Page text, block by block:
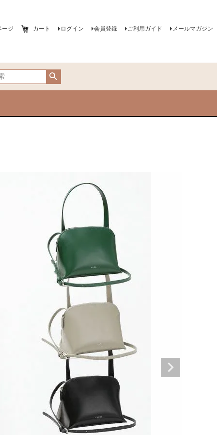
ージ カート ログイン 会員登録 ご利用ガイド メールマガジン